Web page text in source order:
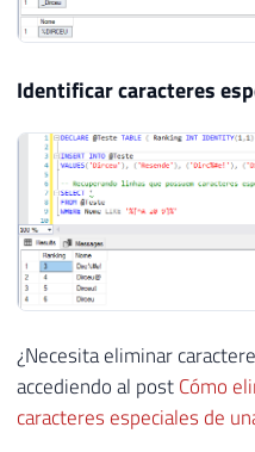
Identificar caracteres
¿Necesita eliminar
accediendo al postCómo
caracteres especiales de